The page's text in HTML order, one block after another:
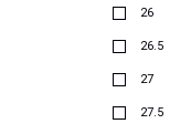
26
26.5
27
27.5